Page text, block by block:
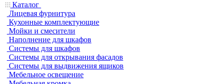
Каталог
Лицевая фурнитура
Кухонные комплектующие
Мойки и смесители
Наполнение для шкафов
Системы для шкафов
Системы для открывания фасадов
Системы для выдвижения ящиков
Мебельное освещение